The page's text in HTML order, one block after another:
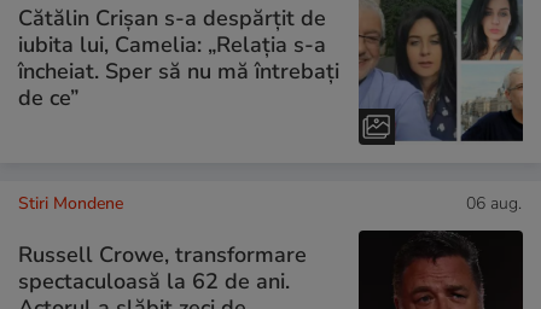
Cătălin Crișan s-a despărțit de
iubita lui, Camelia: „Relația s-a
încheiat. Sper să nu mă întrebați
de ce”
Stiri Mondene 06 aug.
Russell Crowe, transformare
spectaculoasă la 62 de ani.